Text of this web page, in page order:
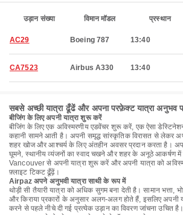
उड़ान संख्या विमान मॉडल प्रस्थान
AC29 Boeing 787 13:40
CA7523 Airbus A330 13:40
सबसे अच्छी यात्रा ढूँढें और अपना परफ़ेक्ट यात्रा अनुभव
बीजिंग के लिए अपनी यात्रा शुरू करें
बीजिंग के लिए एक अविस्मरणीय एडवेंचर शुरू करें, एक ऐसा
कहानी सामने आती है। अपनी समृद्ध सांस्कृतिक विरासत से लेकर
शहर खोज और आश्चर्य के लिए अंतहीन अवसर प्रदान करता है।
घूमने, स्थानीय व्यंजनों का स्वाद चखने और शहर के अनूठे आकर्षण
Vancouver से अपनी यात्रा शुरू करें और अपनी यात्रा को
फ़्लाइट टिकट ढूँढ़ें।
Airpaz अपने अनुभवी यात्रा साथी के रूप में
थोड़ी सी तैयारी यात्रा को अधिक सुगम बना देती है। सामान
और किराया प्रकारों के अनुसार अलग-अलग होते हैं, इसलिए
करने से पहले नीचे दी गई प्रत्येक उड़ान का विवरण जांचना उचित